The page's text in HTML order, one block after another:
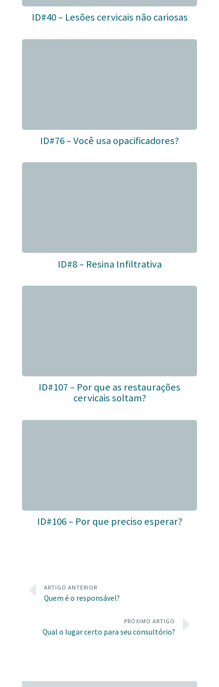
ID#40 – Lesões cervicais não cariosas
ID#76 – Você usa opacificadores?
ID#8 – Resina Infiltrativa
ID#107 – Por que as restaurações
cervicais soltam?
ID#106 – Por que preciso esperar?
ARTIGO ANTERIOR
Quem é o responsável?
PRÓXIMO ARTIGO
Qual o lugar certo para seu consultório?